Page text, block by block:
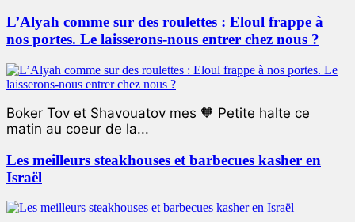
L’Alyah comme sur des roulettes : Eloul frappe à
nos portes. Le laisserons-nous entrer chez nous ?
Boker Tov et Shavouatov mes 🧡 Petite halte ce
matin au coeur de la...
Les meilleurs steakhouses et barbecues kasher en
Israël